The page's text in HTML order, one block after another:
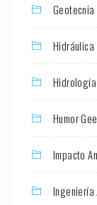
Geotecnia
Hidráulica
Hidrología
Humor
Impacto
Ingeniería